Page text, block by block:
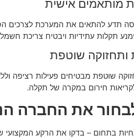
מותאמים אישית
תדע להתאים את המערכת לצרכים
ימנע תקלות עתידיות ויבטיח צריכת
ותחזוקה שוטפת
שוטפת מבטיחים פעילות רציפה
חירום במקרה של תקלה.
את החברה
בתחום – בדקו את הרקע